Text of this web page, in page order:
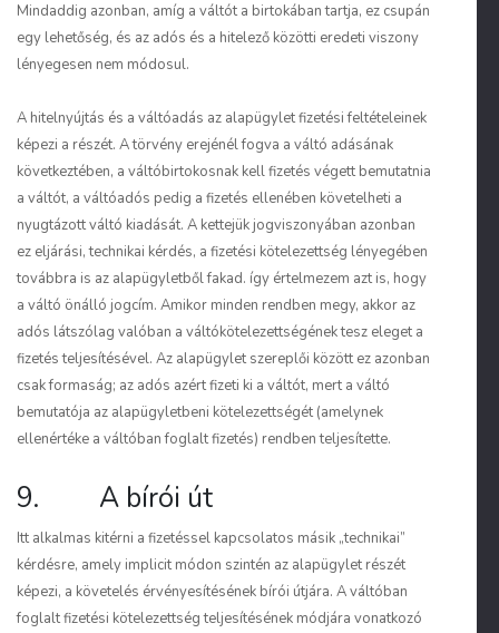
Mindaddig azonban, amíg a váltót a birtokában tartja, ez csupán
egy lehetőség, és az adós és a hitelező közötti eredeti viszony
lényegesen nem módosul.
A hitelnyújtás és a váltóadás az alapügylet fizetési feltételeinek
képezi a részét. A törvény erejénél fogva a váltó adásának
következtében, a váltóbirtokosnak kell fizetés végett bemutatnia
a váltót, a váltóadós pedig a fizetés ellenében követelheti a
nyugtázott váltó kiadását. A kettejük jogviszonyában azonban
ez eljárási, technikai kérdés, a fizetési kötelezettség lényegében
továbbra is az alapügyletből fakad. így értelmezem azt is, hogy
a váltó önálló jogcím. Amikor minden rendben megy, akkor az
adós látszólag valóban a váltókötelezettségének tesz eleget a
fizetés teljesítésével. Az alapügylet szereplői között ez azonban
csak formaság; az adós azért fizeti ki a váltót, mert a váltó
bemutatója az alapügyletbeni kötelezettségét (amelynek
ellenértéke a váltóban foglalt fizetés) rendben teljesítette.
9. A bírói út
Itt alkalmas kitérni a fizetéssel kapcsolatos másik „technikai”
kérdésre, amely implicit módon szintén az alapügylet részét
képezi, a követelés érvényesítésének bírói útjára. A váltóban
foglalt fizetési kötelezettség teljesítésének módjára vonatkozó